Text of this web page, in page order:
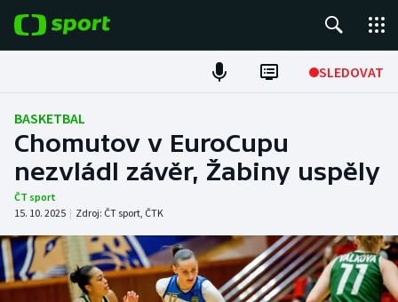
SLEDOVAT
Fotbal
Hokej
Tenis
Atletika
Cyklistika
BASKETBAL
Chomutov v EuroCupu
nezvládl závěr, Žabiny uspěly
ČT sport
15. 10. 2025 | Zdroj: ČT sport, ČTK